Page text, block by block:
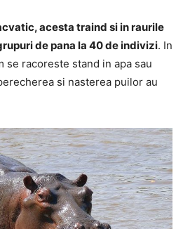
acesta traind si in raurile
de pana la 40 de indivizi. In
se racoreste stand in apa sau
si nasterea puilor au